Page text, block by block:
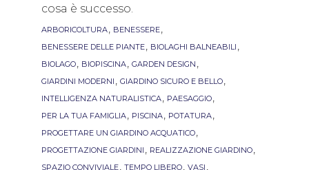
cosa è successo.
Tags
ARBORICOLTURA, BENESSERE,
BENESSERE DELLE PIANTE, BIOLAGHI BALNEABILI ,
BIOLAGO, BIOPISCINA, GARDEN DESIGN ,
GIARDINI MODERNI , GIARDINO SICURO E BELLO,
INTELLIGENZA NATURALISTICA, PAESAGGIO,
PER LA TUA FAMIGLIA, PISCINA, POTATURA,
PROGETTARE UN GIARDINO ACQUATICO,
PROGETTAZIONE GIARDINI , REALIZZAZIONE GIARDINO,
SPAZIO CONVIVIALE, TEMPO LIBERO, VASI ,